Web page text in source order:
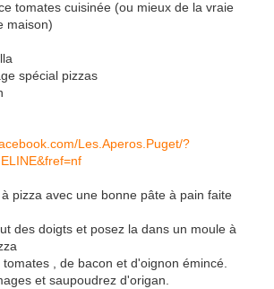
tomates cuisinée (ou mieux de la vraie
maison)
spécial pizzas
Les.Aperos.Puget/?
pizza avec une bonne pâte à pain faite
des doigts et posez la dans un moule à
, de bacon et d'oignon émincé.
et saupoudrez d'origan.